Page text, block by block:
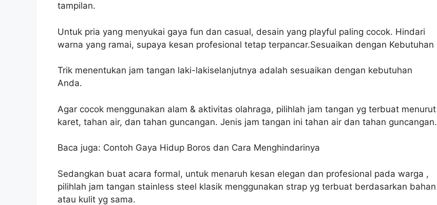
tampilan.
Untuk pria yang menyukai gaya fun dan casual, desain yang playful paling cocok. Hindari
warna yang ramai, supaya kesan profesional tetap terpancar.Sesuaikan dengan Kebutuhan
Trik menentukan jam tangan laki-lakiselanjutnya adalah sesuaikan dengan kebutuhan
Anda.
Agar cocok menggunakan alam & aktivitas olahraga, pilihlah jam tangan yg terbuat menurut
karet, tahan air, dan tahan guncangan. Jenis jam tangan ini tahan air dan tahan guncangan.
Baca juga: Contoh Gaya Hidup Boros dan Cara Menghindarinya
Sedangkan buat acara formal, untuk menaruh kesan elegan dan profesional pada warga ,
pilihlah jam tangan stainless steel klasik menggunakan strap yg terbuat berdasarkan bahan
atau kulit yg sama.